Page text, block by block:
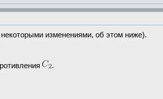
изменениями, об этом ниже).
.